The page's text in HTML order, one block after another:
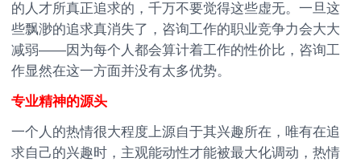
的人才所真正追求的，千万不要觉得这些虚无。一旦这
些飘渺的追求真消失了，咨询工作的职业竞争力会大大
减弱——因为每个人都会算计着工作的性价比，咨询工
作显然在这一方面并没有太多优势。
专业精神的源头
一个人的热情很大程度上源自于其兴趣所在，唯有在追
求自己的兴趣时，主观能动性才能被最大化调动，热情